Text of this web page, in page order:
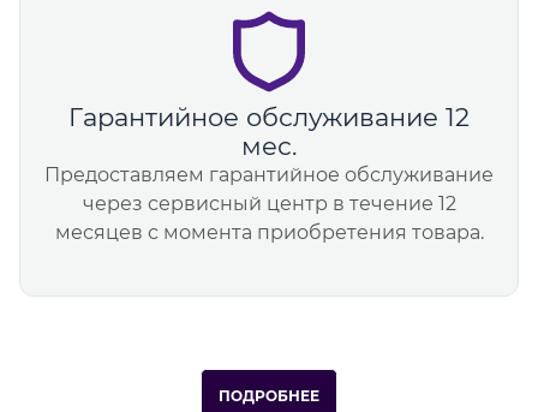
Гарантийное обслуживание 12
мес.
Предоставляем гарантийное обслуживание
через сервисный центр в течение 12
месяцев с момента приобретения товара.
ПОДРОБНЕЕ